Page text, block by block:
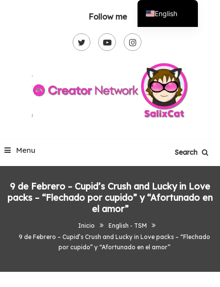
Follow me
Menu Search
9 de Febrero – Cupid’s Crush and Lucky in Love
packs – “Flechado por cupido” y “Afortunado en
el amor”
Inicio
English - TSM
9 de Febrero – Cupid’s Crush and Lucky in Love packs – “Flechado
por cupido” y “Afortunado en el amor”
English
Español